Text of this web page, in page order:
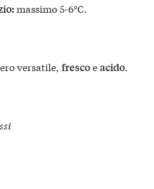
massimo 5-6°C.
versatile,frescoeacido.